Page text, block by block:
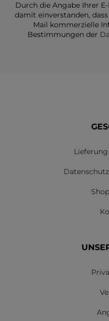
Durch die Angabe Ihrer
damit einverstanden,
Mail kommerzielle
Bestimmungen der